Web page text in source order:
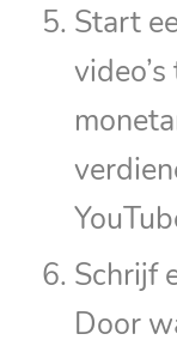
Start
Schrijf
Door